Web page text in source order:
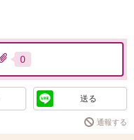
0
送る
通報する